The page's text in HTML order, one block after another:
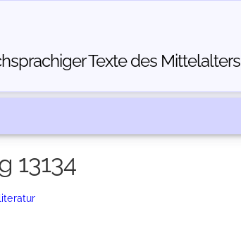
Texte des Mittelalters
13134